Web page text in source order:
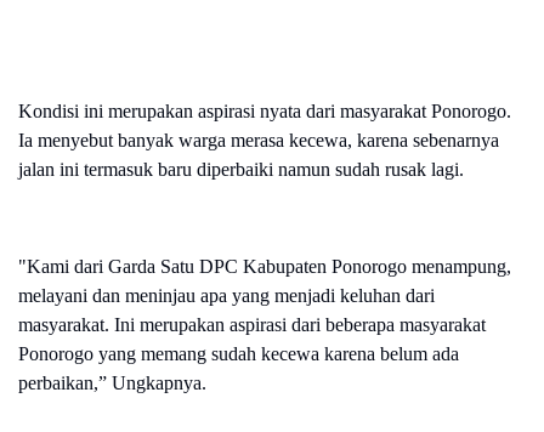
Kondisi ini merupakan aspirasi nyata dari masyarakat Ponorogo.
Ia menyebut banyak warga merasa kecewa, karena sebenarnya
jalan ini termasuk baru diperbaiki namun sudah rusak lagi.
"Kami dari Garda Satu DPC Kabupaten Ponorogo menampung,
melayani dan meninjau apa yang menjadi keluhan dari
masyarakat. Ini merupakan aspirasi dari beberapa masyarakat
Ponorogo yang memang sudah kecewa karena belum ada
perbaikan,” Ungkapnya.